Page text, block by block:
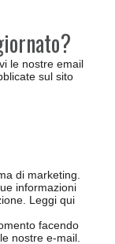
le nostre email
sul sito
di marketing.
informazioni
Leggi qui
facendo
nostre e-mail.